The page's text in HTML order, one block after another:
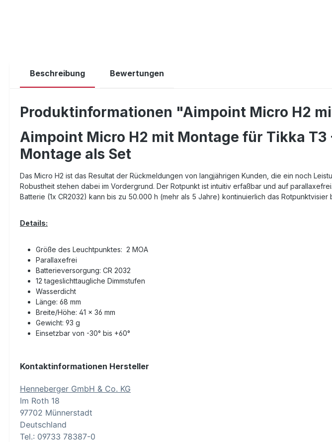
Beschreibung Bewertungen
Produktinformationen "Aimpoint Micro H2
Aimpoint Micro H2 mit Montage für Tikka
Montage als Set
Das Micro H2 ist das Resultat der Rückmeldungen von langjährigen Kunden, die ein noch
Robustheit stehen dabei im Vordergrund. Der Rotpunkt ist intuitiv erfaßbar und auf
Batterie (1x CR2032) kann bis zu 50.000 h (mehr als 5 Jahre) kontinuierlich das Rotpunktvisier
Details:
Größe des Leuchtpunktes: 2 MOA
Parallaxefrei
Batterieversorgung: CR 2032
12 tageslichttaugliche Dimmstufen
Wasserdicht
Länge: 68 mm
Breite/Höhe: 41 x 36 mm
Gewicht: 93 g
Einsetzbar von -30° bis +60°
Kontaktinformationen Hersteller
Henneberger GmbH & Co. KG
Im Roth 18
97702 Münnerstadt
Deutschland
Tel.: 09733 78387-0